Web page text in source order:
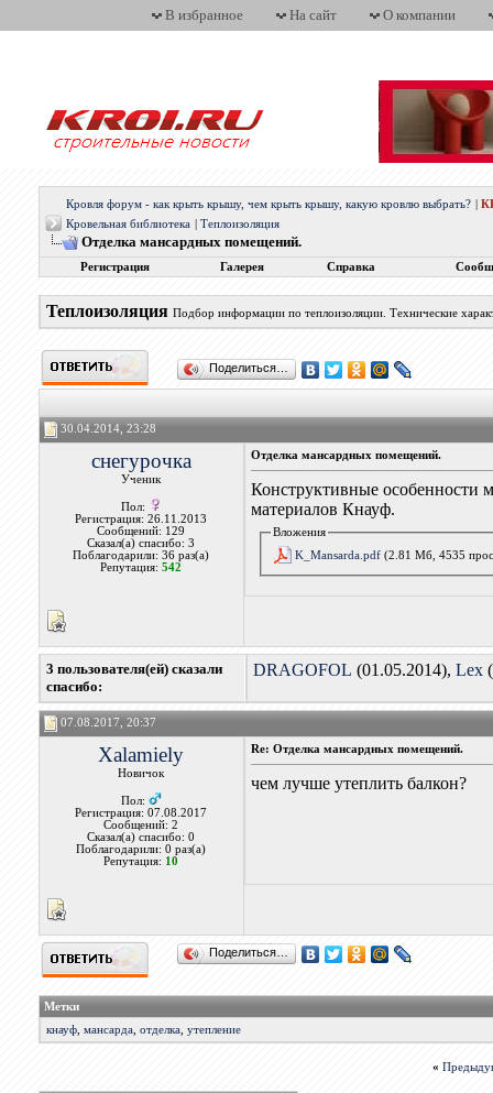
В избранное На сайт О компании
Кровля форум - как крыть крышу, чем крыть крышу, какую кровлю выбрать?
Кровельная библиотека
Теплоизоляция
Отделка мансардных помещений.
Регистрация Галерея Справка
Теплоизоляция Подбор информации по теплоизоляции. Технические
Поделиться…
30.04.2014, 23:28
снегурочка
Ученик
Пол:
Регистрация: 26.11.2013
Сообщений: 129
Сказал(а) спасибо: 3
Поблагодарили: 36 раз(а)
Репутация:542
Отделка мансардных помещений.
Конструктивные
материалов Кнауф.
Вложения
K_Mansarda.pdf (2.81 Мб, 4535
3 пользователя(ей) сказали
cпасибо:
DRAGOFOL (01.05.2014), Lex
07.08.2017, 20:37
Xalamiely
Новичок
Пол:
Регистрация: 07.08.2017
Сообщений: 2
Сказал(а) спасибо: 0
Поблагодарили: 0 раз(а)
Репутация: 10
Re: Отделка мансардных помещений.
чем лучше утеплить балкон?
Поделиться…
Метки
кнауф, мансарда, отделка, утепление
«